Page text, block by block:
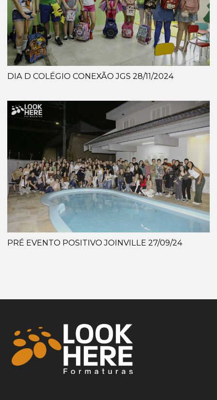
DIA D COLÉGIO CONEXÃO JGS 28/11/2024
PRÉ EVENTO POSITIVO JOINVILLE 27/09/24